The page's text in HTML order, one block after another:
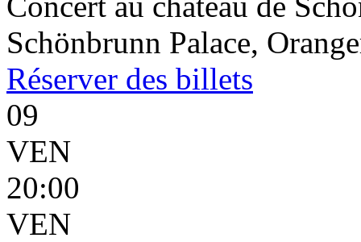
Schönbrunn Palace,
Réserver des billets
09
VEN
20:00
VEN